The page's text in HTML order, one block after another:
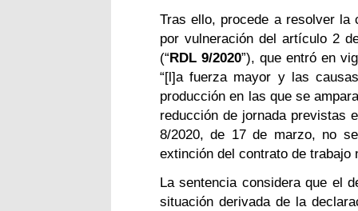
Tras ello, procede a resolver la
por vulneración del artículo 2
(“RDL 9/2020”), que entró en
“[l]a fuerza mayor y las
producción en las que se
reducción de jornada previstas
8/2020, de 17 de marzo, no
extinción del contrato de trabajo
La sentencia considera que el
situación derivada de la